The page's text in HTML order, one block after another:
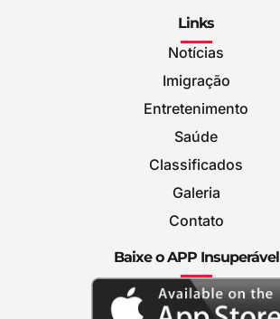
Links
Notícias
Imigração
Entretenimento
Saúde
Classificados
Galeria
Contato
Baixe o APP Insuperável